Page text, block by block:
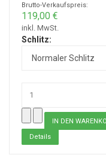
Brutto-Verkaufspreis:
119,00 €
inkl. MwSt.
Schlitz:
Details